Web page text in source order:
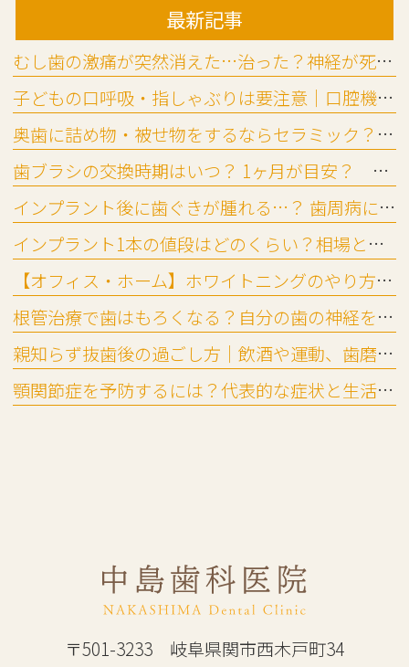
最新記事
むし歯の激痛が突然消えた…治った？神経が死んだ？放置リスクを歯科医が解説
子どもの口呼吸・指しゃぶりは要注意｜口腔機能発達不全症チェック法
奥歯に詰め物・被せ物をするならセラミック？ ジルコニア？違いと選び方
歯ブラシの交換時期はいつ？ 1ヶ月が目安？ 替え時と替えないリスク
インプラント後に歯ぐきが腫れる…？ 歯周病に似た「インプラント周囲炎」とは
インプラント1本の値段はどのくらい？相場と費用の内訳を詳しく解説
【オフィス・ホーム】ホワイトニングのやり方と頻度の目安
根管治療で歯はもろくなる？自分の歯の神経を残すメリットと起こりやすいトラブル
親知らず抜歯後の過ごし方｜飲酒や運動、歯磨き・入浴はいつ再開できる？
顎関節症を予防するには？代表的な症状と生活習慣でできる対策
〒501-3233 岐阜県関市西木戸町34